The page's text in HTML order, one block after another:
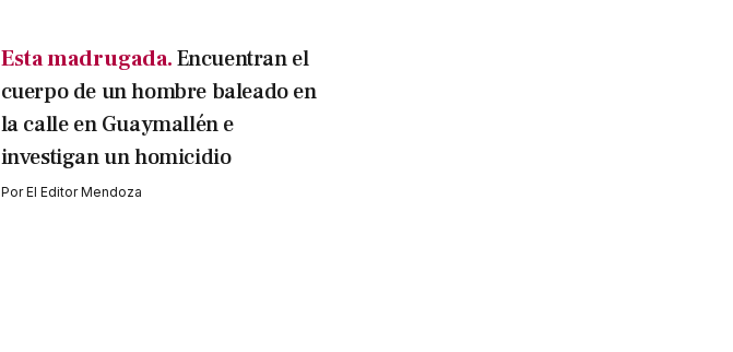
Esta madrugada.Encuentran el
cuerpo de un hombre baleado en
la calle en Guaymallén e
investigan un homicidio
PorEl Editor Mendoza